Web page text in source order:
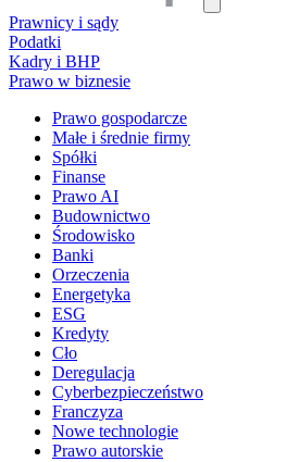
Prawnicy i sądy
Podatki
Kadry i BHP
Prawo w biznesie
Prawo gospodarcze
Małe i średnie firmy
Spółki
Finanse
Prawo AI
Budownictwo
Środowisko
Banki
Orzeczenia
Energetyka
ESG
Kredyty
Cło
Deregulacja
Cyberbezpieczeństwo
Franczyza
Nowe technologie
Prawo autorskie